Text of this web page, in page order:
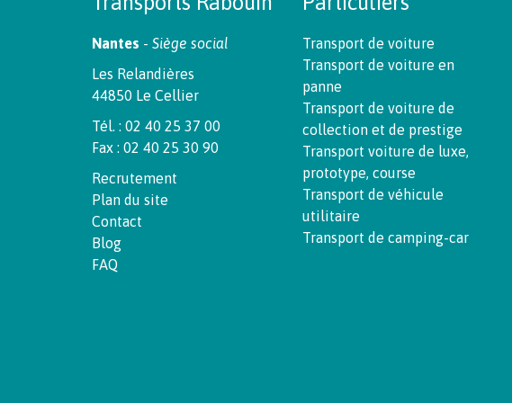
Nantes - Siège social
Les Relandières
44850 Le Cellier
Tél. : 02 40 25 37 00
Fax : 02 40 25 30 90
Recrutement
Plan du site
Contact
Blog
FAQ
Transport de voiture
Transport de voiture en
panne
Transport de voiture de
collection et de prestige
Transport voiture de luxe,
prototype, course
Transport de véhicule
utilitaire
Transport de camping-car